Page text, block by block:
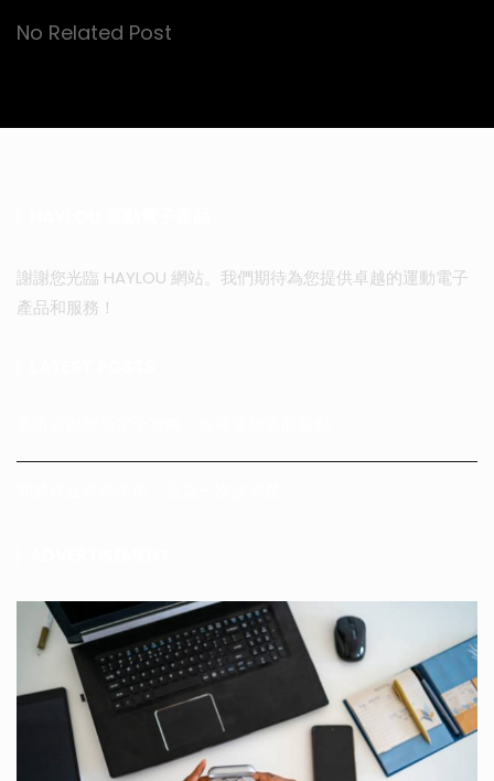
No Related Post
謝謝您光臨 HAYLOU 網站。我們期待為您提供卓越的運動電子
產品和服務！